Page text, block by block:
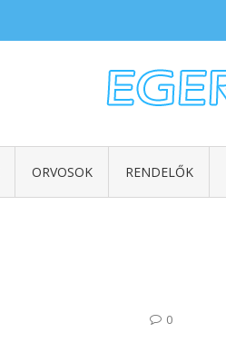
ORVOSOK RENDELŐK
0